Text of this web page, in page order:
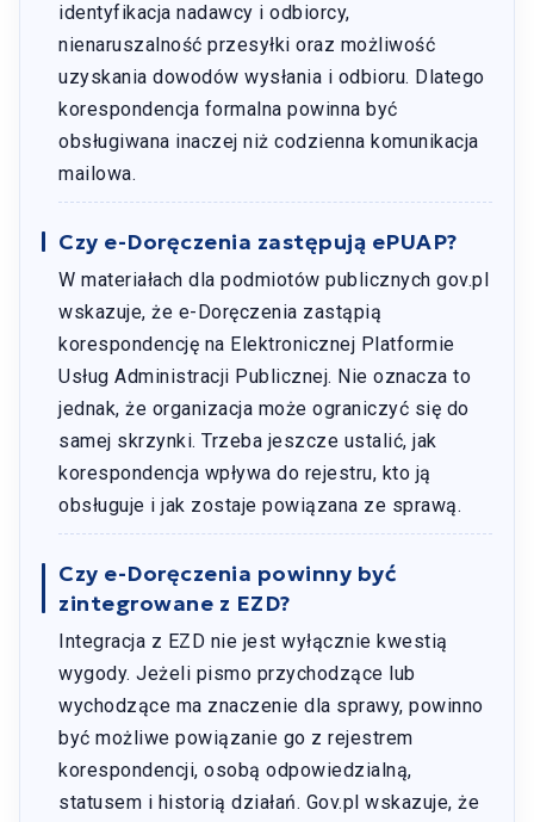
identyfikacja nadawcy i odbiorcy,
nienaruszalność przesyłki oraz możliwość
uzyskania dowodów wysłania i odbioru. Dlatego
korespondencja formalna powinna być
obsługiwana inaczej niż codzienna komunikacja
mailowa.
Czy e-Doręczenia zastępują ePUAP?
W materiałach dla podmiotów publicznych gov.pl
wskazuje, że e-Doręczenia zastąpią
korespondencję na Elektronicznej Platformie
Usług Administracji Publicznej. Nie oznacza to
jednak, że organizacja może ograniczyć się do
samej skrzynki. Trzeba jeszcze ustalić, jak
korespondencja wpływa do rejestru, kto ją
obsługuje i jak zostaje powiązana ze sprawą.
Czy e-Doręczenia powinny być
zintegrowane z EZD?
Integracja z EZD nie jest wyłącznie kwestią
wygody. Jeżeli pismo przychodzące lub
wychodzące ma znaczenie dla sprawy, powinno
być możliwe powiązanie go z rejestrem
korespondencji, osobą odpowiedzialną,
statusem i historią działań. Gov.pl wskazuje, że